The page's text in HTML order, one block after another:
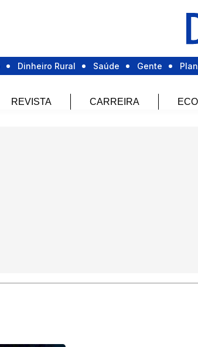
Dinheiro Rural Saúde Gente
REVISTA CARREIRA